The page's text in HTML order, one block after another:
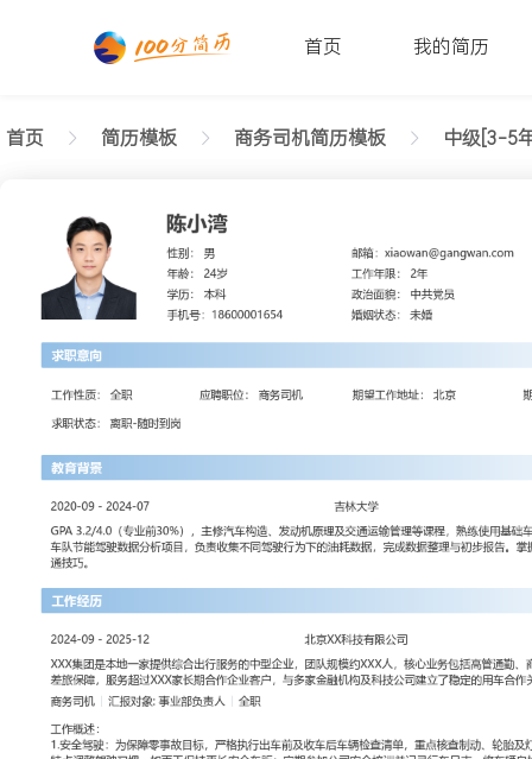
首页 我的简历
首页 简历模板 商务司机简历模板 中级[3-5
返回样式图
正在查看3-5年经验商务司机简历模板（开放版）文
陈小湾
性别: 男年龄: 26学历: 本科
邮箱: xiaowan@gangwan.com电话号码: 18600001654
求职意向
工作性质: 全职
求职状态: 离职-随时到岗
工作经历
2024-09